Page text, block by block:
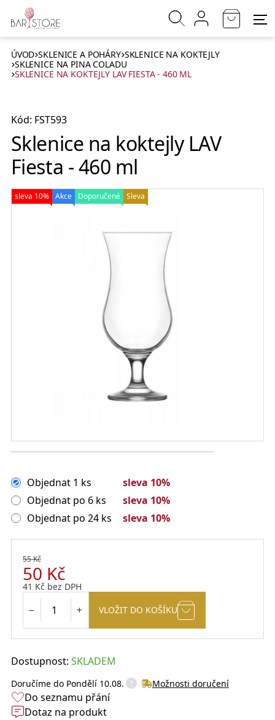
ÚVOD SKLENICE A POHÁRY SKLENICE NA KOKTEJLY
SKLENICE NA PINA COLADU
SKLENICE NA KOKTEJLY LAV FIESTA - 460 ML
Kód: FST593
Sklenice na koktejly LAV
Fiesta - 460 ml
sleva 10% Akce Doporučené Sleva
Objednat 1 ks
sleva 10%
Objednat po 6 ks
sleva 10%
Objednat po 24 ks
sleva 10%
55Kč
50 Kč
41 Kčbez DPH
VLOŽIT DO KOŠÍKU
Dostupnost: SKLADEM
Doručíme do Pondělí 10.08. ? Možnosti doručení
Do seznamu přání
Dotaz na produkt